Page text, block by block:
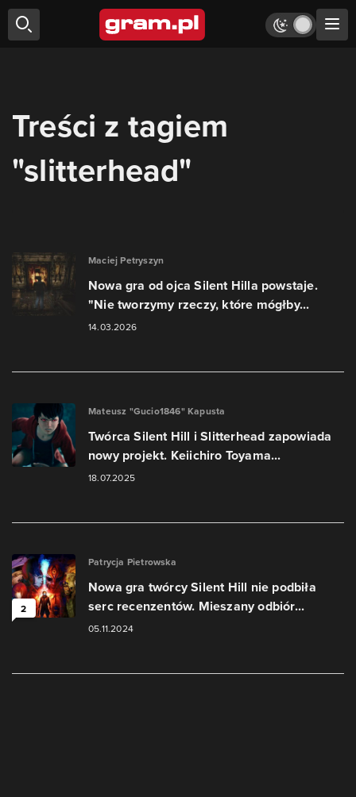
Treści z tagiem
"slitterhead"
Maciej Petryszyn
Nowa gra od ojca Silent Hilla powstaje.
"Nie tworzymy rzeczy, które mógłby...
14.03.2026
Mateusz "Gucio1846" Kapusta
Twórca Silent Hill i Slitterhead zapowiada
nowy projekt. Keiichiro Toyama...
18.07.2025
2
Patrycja Pietrowska
Nowa gra twórcy Silent Hill nie podbiła
serc recenzentów. Mieszany odbiór...
05.11.2024